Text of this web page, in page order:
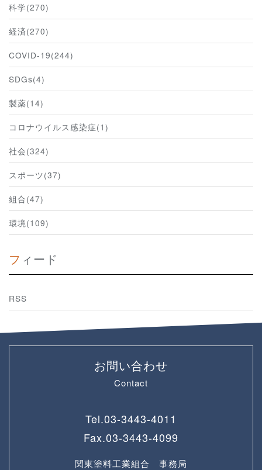
科学(270)
経済(270)
COVID-19(244)
SDGs(4)
製薬(14)
コロナウイルス感染症(1)
社会(324)
スポーツ(37)
組合(47)
環境(109)
フィード
RSS
お問い合わせ
Contact
Tel.03-3443-4011
Fax.03-3443-4099
関東塗料工業組合 事務局